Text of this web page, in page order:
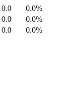
0.0
0.0%
0.0
0.0%
0.0
0.0%